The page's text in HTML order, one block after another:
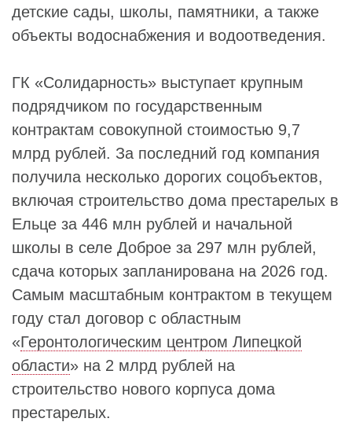
детские сады, школы, памятники, а также
объекты водоснабжения и водоотведения.
ГК «Солидарность» выступает крупным
подрядчиком по государственным
контрактам совокупной стоимостью 9,7
млрд рублей. За последний год компания
получила несколько дорогих соцобъектов,
включая строительство дома престарелых в
Ельце за 446 млн рублей и начальной
школы в селе Доброе за 297 млн рублей,
сдача которых запланирована на 2026 год.
Самым масштабным контрактом в текущем
году стал договор с областным
«Геронтологическим центром Липецкой
области» на 2 млрд рублей на
строительство нового корпуса дома
престарелых.